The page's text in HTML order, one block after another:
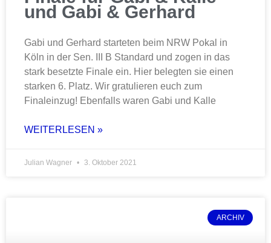
und Gabi & Gerhard
Gabi und Gerhard starteten beim NRW Pokal in
Köln in der Sen. III B Standard und zogen in das
stark besetzte Finale ein. Hier belegten sie einen
starken 6. Platz. Wir gratulieren euch zum
Finaleinzug! Ebenfalls waren Gabi und Kalle
WEITERLESEN »
Julian Wagner 3. Oktober 2021
ARCHIV